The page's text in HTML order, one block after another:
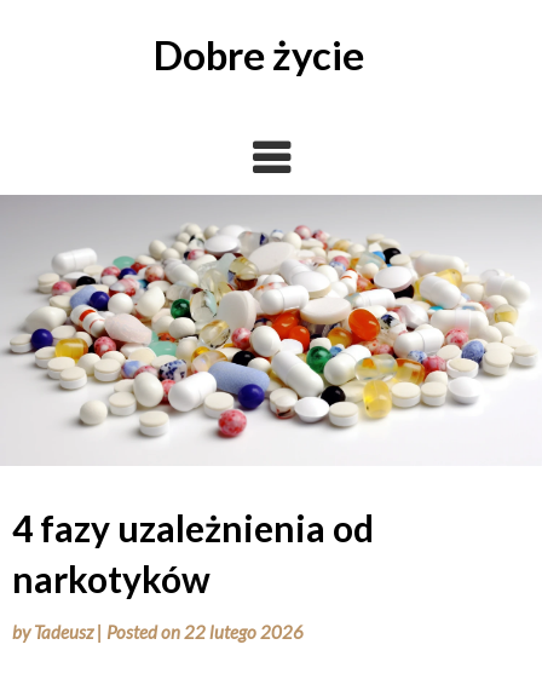
Dobre życie
4 fazy uzależnienia od
narkotyków
byTadeusz | Posted on22 lutego 2026